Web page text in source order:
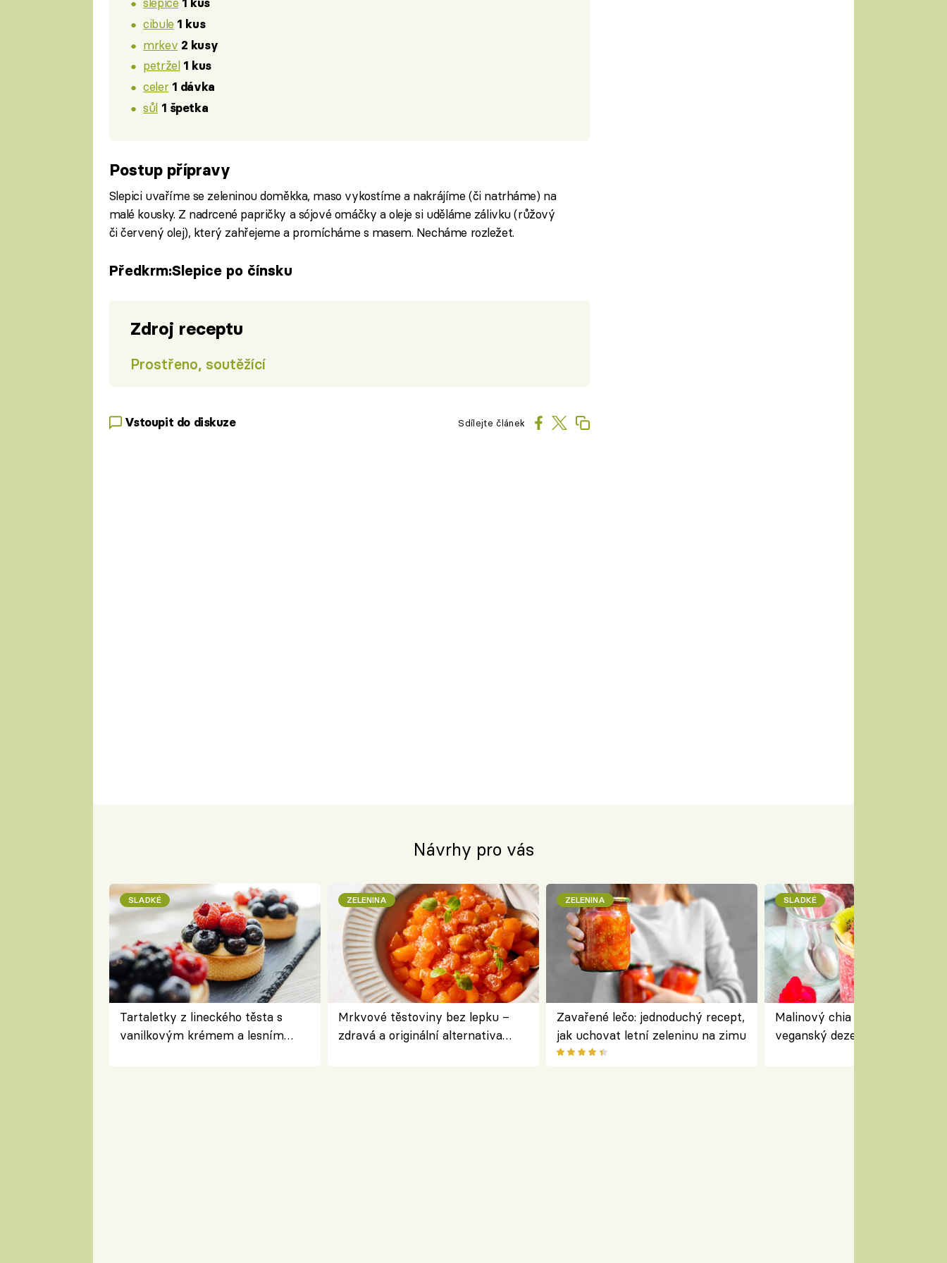
1 kus
cibule 1 kus
mrkev 2 kusy
petržel 1 kus
celer 1 dávka
sůl 1 špetka
Postup přípravy
Slepici uvaříme se zeleninou doměkka, maso vykostíme a nakrájíme (či natrháme) na
malé kousky. Z nadrcené papričky a sójové omáčky a oleje si uděláme zálivku (růžový
či červený olej), který zahřejeme a promícháme s masem. Necháme rozležet.
Předkrm:Slepice po čínsku
Zdroj receptu
Prostřeno, soutěžící
Vstoupit do diskuze Sdílejte článek
Návrhy pro vás
SLADKÉ
Tartaletky z lineckého těsta s
vanilkovým krémem a lesním
ZELENINA
Mrkvové těstoviny bez lepku –
zdravá a originální alternativa
ZELENINA
Zavařené lečo: jednoduchý recept,
jak uchovat letní zeleninu na zimu
SLADKÉ
Malinový chia pudink s
veganský dezert plný ovoce a